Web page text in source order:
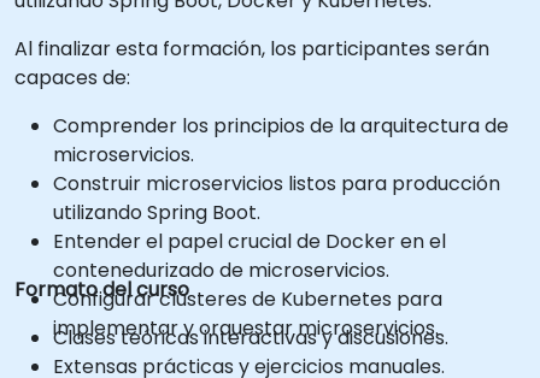
Al finalizar esta formación, los participantes serán
capaces de:
Comprender los principios de la arquitectura de
microservicios.
Construir microservicios listos para producción
utilizando Spring Boot.
Entender el papel crucial de Docker en el
contenedurizado de microservicios.
Configurar clústeres de Kubernetes para
implementar y orquestar microservicios.
Formato del curso
Clases teóricas interactivas y discusiones.
Extensas prácticas y ejercicios manuales.